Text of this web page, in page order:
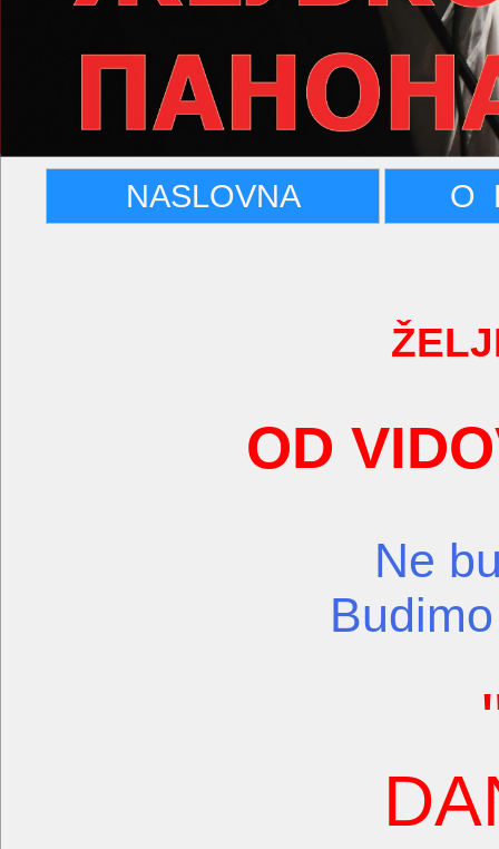
NASLOVNA O
OD
Ne
Budimo
DAN